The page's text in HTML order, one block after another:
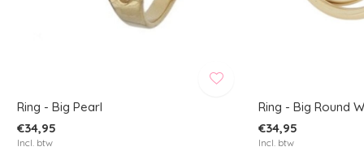
Ring - Big Pearl
€34,95
Incl. btw
Ring - Big Round
€34,95
Incl. btw